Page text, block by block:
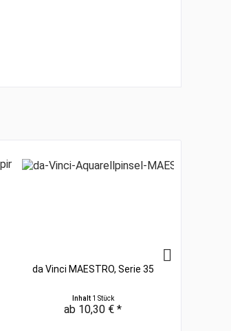
da Vinci MAESTRO, Serie 35
Inhalt 1 Stück
ab 10,30 € *